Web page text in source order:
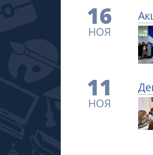
16
НОЯ
11
НОЯ